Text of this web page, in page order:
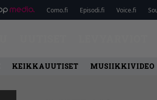
Como.fi Episodi.fi Voice.fi
KEIKKAUUTISET MUSIIKKIVIDEO